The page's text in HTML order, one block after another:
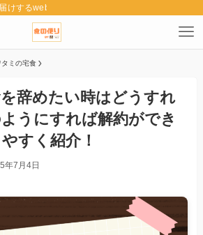
けするwebメディア「食の便り」
タミの宅食
辞めたい時はどうすれ
うにすれば解約ができ
すく紹介！
年7月4日